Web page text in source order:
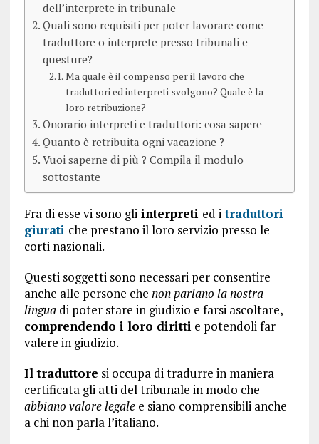
dell’interprete in tribunale
Quali sono requisiti per poter lavorare come
traduttore o interprete presso tribunali e
questure?
Ma quale è il compenso per il lavoro che
traduttori ed interpreti svolgono? Quale è la
loro retribuzione?
Onorario interpreti e traduttori: cosa sapere
Quanto è retribuita ogni vacazione ?
Vuoi saperne di più ? Compila il modulo
sottostante
Fra di esse vi sono gliinterpreti ed i traduttori
giurati che prestano il loro servizio presso le
corti nazionali.
Questi soggetti sono necessari per consentire
anche alle persone che non parlano la nostra
linguadi poter stare in giudizio e farsi ascoltare,
comprendendo i loro diritti e potendoli far
valere in giudizio.
Il traduttore si occupa di tradurre in maniera
certificata gli atti del tribunale in modo che
abbiano valore legale e siano comprensibili anche
a chi non parla l’italiano.